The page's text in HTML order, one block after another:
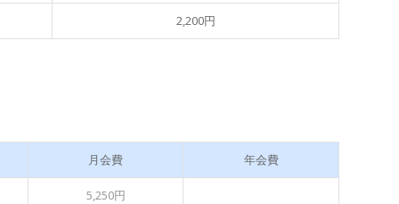
2,200円
月会費 年会費
5,250円